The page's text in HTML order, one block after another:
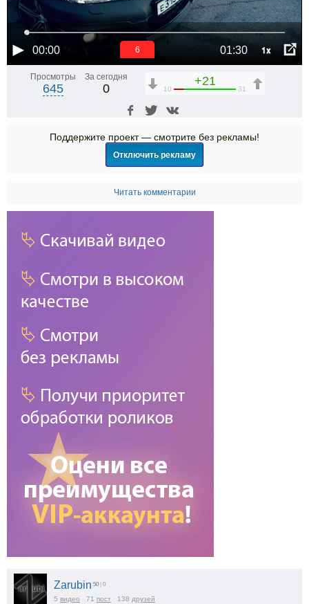
00:00 01:30 1x
6
Просмотры
645
За сегодня
0
+21
10 31
Поддержите проект — смотрите без рекламы!
Отключить рекламу
Читать комментарии
Zarubin 50 | 0
5 видео 71 пост 138 друзей